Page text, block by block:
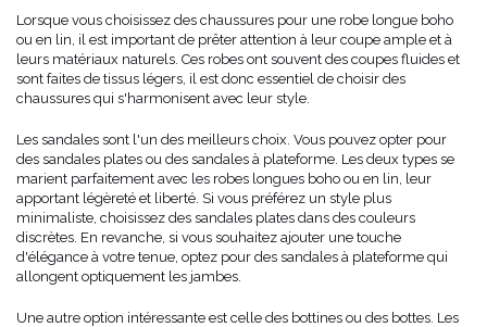
Lorsque vous choisissez des chaussures pour une robe longue boho
ou en lin, il est important de prêter attention à leur coupe ample et à
leurs matériaux naturels. Ces robes ont souvent des coupes fluides et
sont faites de tissus légers, il est donc essentiel de choisir des
chaussures qui s'harmonisent avec leur style.
Les sandales sont l'un des meilleurs choix. Vous pouvez opter pour
des sandales plates ou des sandales à plateforme. Les deux types se
marient parfaitement avec les robes longues boho ou en lin, leur
apportant légèreté et liberté. Si vous préférez un style plus
minimaliste, choisissez des sandales plates dans des couleurs
discrètes. En revanche, si vous souhaitez ajouter une touche
d'élégance à votre tenue, optez pour des sandales à plateforme qui
allongent optiquement les jambes.
Une autre option intéressante est celle des bottines ou des bottes. Les